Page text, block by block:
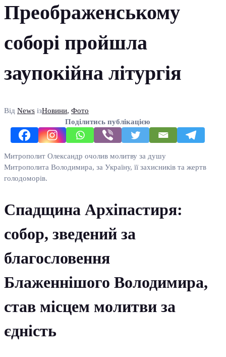
Преображенському
соборі пройшла
заупокійна літургія
Від News ізНовини, Фото
Поділитись публікацією
Митрополит Олександр очолив молитву за душу
Митрополита Володимира, за Україну, її захисників та жертв
голодоморів.
Спадщина Архіпастиря:
собор, зведений за
благословення
Блаженнішого Володимира,
став місцем молитви за
єдність